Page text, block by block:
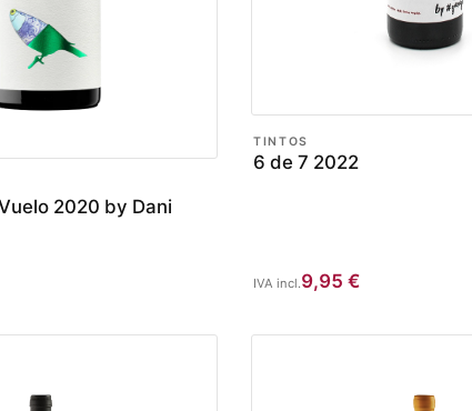
2020 by Dani
TINTOS
6 de 7 2022
9,95 €
IVA incl.